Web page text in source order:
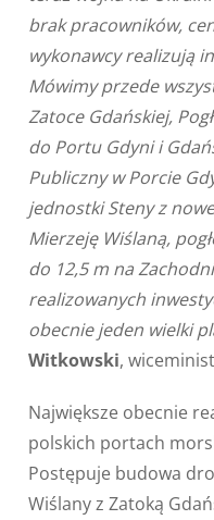
brak pracowników,
wykonawcy realizują
Mówimy przede
Zatoce Gdańskiej,
do Portu Gdyni i
Publiczny w Porcie
jednostki Steny z
Mierzeję Wiślaną,
do 12,5 m na
realizowanych
obecnie jeden wielki
Witkowski,
Największe obecnie
polskich portach
Postępuje budowa
Wiślany z Zatoką